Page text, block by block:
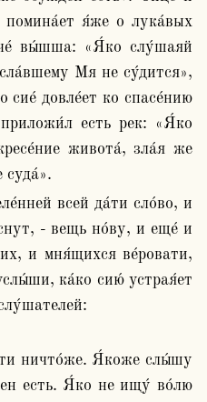
я́же о лука́вых
вы́шша: «Я́ко слу́шаяй
Мя не су́дится»,
сие́ довле́ет ко спасе́нию
есть рек: «Я́ко
живота́, зла́я же
суда́».
- вещь но́ву, и еще́ и
и мня́щихся ве́ровати,
ка́ко сию́ устрая́ет
ничто́же. Я́коже слы́шу
есть. Я́ко не ищу́ во́лю